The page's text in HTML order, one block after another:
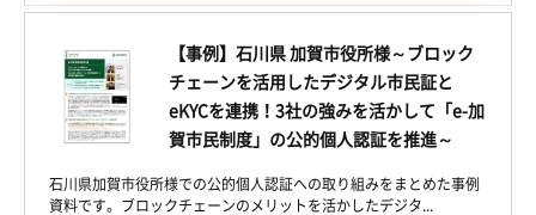
【事例】石川県 加賀市役所様～ブロック
チェーンを活用したデジタル市民証と
eKYCを連携！3社の強みを活かして「e-加
賀市民制度」の公的個人認証を推進～
石川県加賀市役所様での公的個人認証への取り組みをまとめた事例
資料です。ブロックチェーンのメリットを活かしたデジタ...